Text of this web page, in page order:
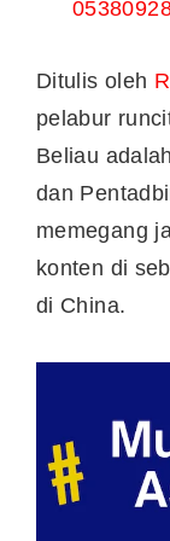
Ditulis oleh
pelabur
Beliau
dan
memegang
konten di
di China.